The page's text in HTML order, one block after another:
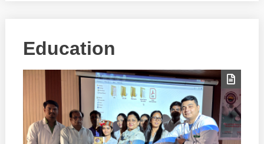
Education